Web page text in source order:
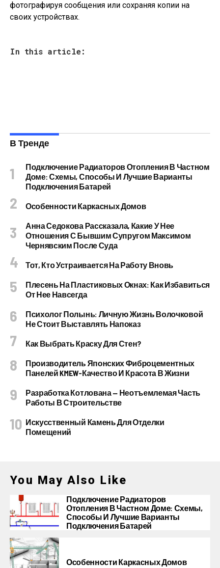
фотографируя сообщения или сохраняя копии на
своих устройствах.
In this article:
В Тренде
Подключение Радиаторов Отопления В Частном
Доме: Схемы, Способы И Лучшие Варианты
Подключения Батарей
Особенности Каркасных Домов
Анна Седокова Рассказала, Какие У Нее
Отношения С Бывшим Супругом Максимом
Чернявским После Суда
Тот, Кто Устраивается На Работу Вновь
Плесень На Пластиковых Окнах: Как Избавиться
От Нее Навсегда
Психолог Полынь: Личную Жизнь Волочковой
Не Стоит Выставлять Напоказ
Как Выбрать Краску Для Стен?
Производитель Японских Фиброцементных
Панелей KMEW-Качество И Красота В Жизни
Разработка Котлована — Неотъемлемая Часть
Работы В Строительстве
Искусственный Камень Для Отделки
Помещений
You May Also Like
Подключение Радиаторов
Отопления В Частном Доме: Схемы,
Способы И Лучшие Варианты
Подключения Батарей
Особенности Каркасных Домов